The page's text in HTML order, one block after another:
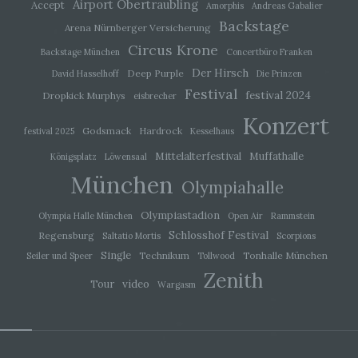
Accept Airport Obertraubling Amorphis Andreas Gabalier
Arena Nürnberger Versicherung Backstage
Backstage München Circus Krone
Concertbüro Franken
David Hasselhoff
Deep Purple Der Hirsch Die Prinzen
Dropkick Murphys eisbrecher Festival festival 2024
festival 2025 Godsmack Hardrock Kesselhaus Konzert
Königsplatz Löwensaal Mittelalterfestival Muffathalle
München Olympiahalle
Olympia Halle München Olympiastadion Open Air Rammstein
Regensburg Saltatio Mortis Schlosshof Festival
Scorpions
Seiler und Speer
Single Technikum Tollwood Tonhalle München
Tour video Wargasm Zenith
Einschränkung der Verarbeitung ist die
Markierung gespeicherter personenbezogener
Daten mit dem Ziel, ihre künftige Verarbeitung
Verarbeitung personenbezogener Daten, die
darin besteht, dass diese personenbezogenen
Daten verwendet werden, um bestimmte
persönliche Aspekte, die sich auf eine natürliche
Person beziehen, zu bewerten, insbesondere,
um Aspekte bezüglich Arbeitsleistung,
wirtschaftlicher Lage, Gesundheit, persönlicher
Vorlieben, Interessen, Zuverlässigkeit, Verhalten,
Aufenthaltsort oder Ortswechsel dieser
natürlichen Person zu analysieren oder